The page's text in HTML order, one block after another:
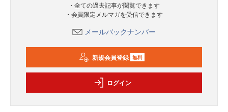
・全ての過去記事が閲覧できます
・会員限定メルマガを受信できます
メールバックナンバー
新規会員登録 無料
ログイン